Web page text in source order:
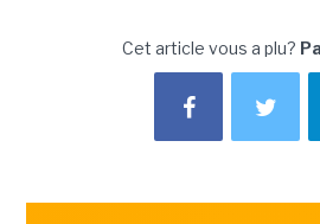
Cet article vous a plu?